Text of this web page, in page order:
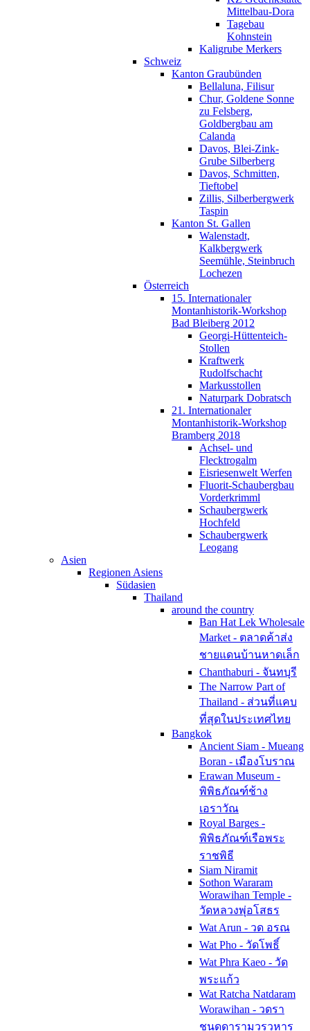
Mittelbau-Dora
Tagebau
Kohnstein
Kaligrube Merkers
Schweiz
Kanton Graubünden
Bellaluna, Filisur
Chur, Goldene Sonne
zu Felsberg,
Goldbergbau am
Calanda
Davos, Blei-Zink-
Grube Silberberg
Davos, Schmitten,
Tieftobel
Zillis, Silberbergwerk
Taspin
Kanton St. Gallen
Walenstadt,
Kalkbergwerk
Seemühle, Steinbruch
Lochezen
Österreich
15. Internationaler
Montanhistorik-Workshop
Bad Bleiberg 2012
Georgi-Hüttenteich-
Stollen
Kraftwerk
Rudolfschacht
Markusstollen
Naturpark Dobratsch
21. Internationaler
Montanhistorik-Workshop
Bramberg 2018
Achsel- und
Flecktrogalm
Eisriesenwelt Werfen
Fluorit-Schaubergbau
Vorderkrimml
Schaubergwerk
Hochfeld
Schaubergwerk
Leogang
Asien
Regionen Asiens
Südasien
Thailand
around the country
Ban Hat Lek Wholesale
Market - ตลาดค้าส่ง
ชายแดนบ้านหาดเล็ก
Chanthaburi - จันทบุรี
The Narrow Part of
Thailand - ส่วนที่แคบ
ที่สุดในประเทศไทย
Bangkok
Ancient Siam - Mueang
Boran - เมืองโบราณ
Erawan Museum -
พิพิธภัณฑ์ช้าง
เอราวัณ
Royal Barges -
พิพิธภัณฑ์เรือพระ
ราชพิธี
Siam Niramit
Sothon Wararam
Worawihan Temple -
วัดหลวงพุ่อโสธร
Wat Arun - วด อรณ
Wat Pho - วัดโพธิ์
Wat Phra Kaeo - วัด
พระแก้ว
Wat Ratcha Natdaram
Worawihan - วดรา
ชนดดารามวรวหาร